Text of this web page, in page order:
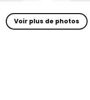
Voir plus de photos